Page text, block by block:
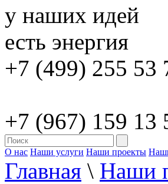
у наших идей
есть энергия
+7 (499) 255 53
+7 (967) 159 13
О нас Наши услуги Наши проекты
Главная \ Наши